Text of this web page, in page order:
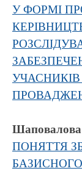
У ФОРМІ
ПОНЯТТЯ